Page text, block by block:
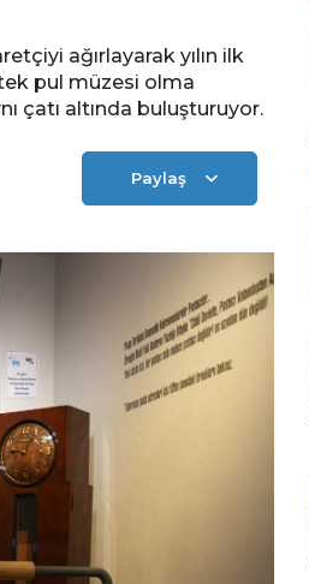
ağırlayarak yılın ilk
pul müzesi olma
çatı altında buluşturuyor.
Paylaş